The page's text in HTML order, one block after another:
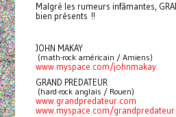
Malgré les rumeurs infâmantes,
bien présents !!
JOHN MAKAY
(math-rock américain / Amiens)
www.myspace.com/johnmakay
GRAND PREDATEUR
(hard-rock anglais / Rouen)
www.grandpredateur.com
www.myspace.com/grandpredateur